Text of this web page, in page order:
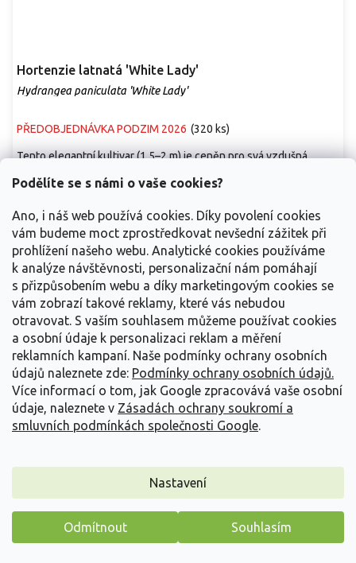
Podělíte se s námi o vaše cookies?
Ano, i náš web používá cookies. Díky povolení cookies
vám budeme moct zprostředkovat nevšední zážitek při
prohlížení našeho webu. Analytické cookies používáme
k analýze návštěvnosti, personalizační nám pomáhají
s přizpůsobením webu a díky marketingovým cookies se
vám zobrazí takové reklamy, které vás nebudou
otravovat. S vaším souhlasem můžeme používat cookies
a osobní údaje k personalizaci reklam a měření
reklamních kampaní. Naše podmínky ochrany osobních
údajů naleznete zde: Podmínky ochrany osobních údajů.
Více informací o tom, jak Google zpracovává vaše osobní
údaje, naleznete v Zásadách ochrany soukromí a
smluvních podmínkách společnosti Google.
Nastavení
Odmítnout Souhlasím
Hortenzie latnatá 'White Lady'
Hydrangea paniculata 'White Lady'
PŘEDOBJEDNÁVKA PODZIM 2026 (320 ks)
Detail
Tento elegantní kultivar (1,5–2 m) je ceněn pro svá vzdušná,
Novinka
Hortenzie latnatá Groundbreaker® 'Greeny'
Hydrangea paniculata Groundbreaker® 'Greeny'
Máme pro vás malý dárek